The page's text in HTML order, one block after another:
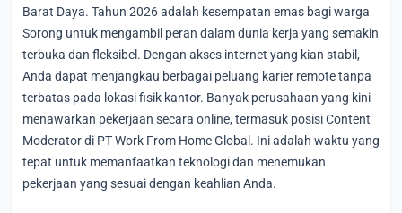
Barat Daya. Tahun 2026 adalah kesempatan emas bagi warga
Sorong untuk mengambil peran dalam dunia kerja yang semakin
terbuka dan fleksibel. Dengan akses internet yang kian stabil,
Anda dapat menjangkau berbagai peluang karier remote tanpa
terbatas pada lokasi fisik kantor. Banyak perusahaan yang kini
menawarkan pekerjaan secara online, termasuk posisi Content
Moderator di PT Work From Home Global. Ini adalah waktu yang
tepat untuk memanfaatkan teknologi dan menemukan
pekerjaan yang sesuai dengan keahlian Anda.